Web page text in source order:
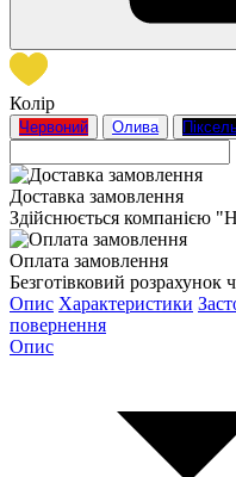
Колір
Червоний Олива
Доставка замовлення
Здійснюється компанією
Оплата замовлення
Безготівковий розрахунок
Опис Характеристики
повернення
Опис